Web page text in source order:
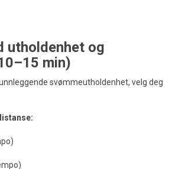
utholdenhet og
min)
svømmeutholdenhet, velg deg